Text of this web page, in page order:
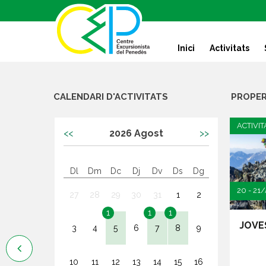
k
Inici Activitats
CALENDARI D'ACTIVITATS
<< 2026 Agost >>
Dl Dm Dc Dj Dv Ds Dg
27 28 29 30 31 1 2
3 4 5
1
6
7
1
8
1
9
10 11 12 13 14 15 16
20 -
I RESSO
d’amistat. L’e
5...
19 - 20/SET./2026
JOVES – Eristes
